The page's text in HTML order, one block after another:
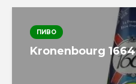
ПИВО
Kronenbourg 1664